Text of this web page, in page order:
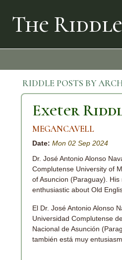
The
RIDDLE POSTS BY
Exeter
MEGANCAVELL
Date: Mon 02 Sep 2024
Dr. José Antonio Alonso
Complutense University of
of Asuncion (Paraguay).
enthusiastic about Old
El Dr. José Antonio Alonso
Universidad Complutense
Nacional de Asunción
también está muy